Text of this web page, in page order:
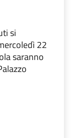
si
22
saranno